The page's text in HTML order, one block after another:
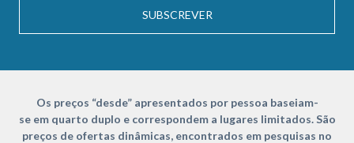
SUBSCREVER
Os preços “desde” apresentados por pessoa baseiam-
se em quarto duplo e correspondem a lugares limitados. São
preços de ofertas dinâmicas, encontrados em pesquisas no